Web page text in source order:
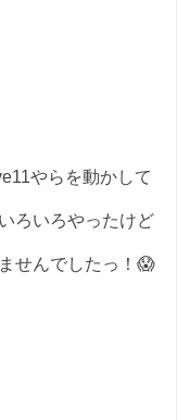
やらを動かして
ろいろやったけど
せんでしたっ！😱